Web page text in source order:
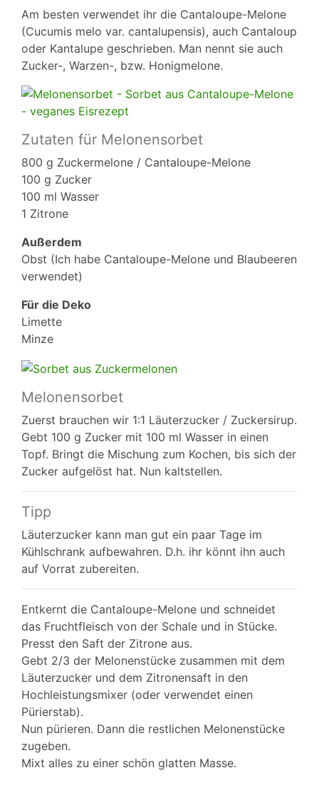
Am besten verwendet ihr die Cantaloupe-Melone
(Cucumis melo var. cantalupensis), auch Cantaloup
oder Kantalupe geschrieben. Man nennt sie auch
Zucker-, Warzen-, bzw. Honigmelone.
Zutaten für Melonensorbet
800 g Zuckermelone / Cantaloupe-Melone
100 g Zucker
100 ml Wasser
1 Zitrone
Außerdem
Obst (Ich habe Cantaloupe-Melone und Blaubeeren
verwendet)
Für die Deko
Limette
Minze
Melonensorbet
Zuerst brauchen wir 1:1 Läuterzucker / Zuckersirup.
Gebt 100 g Zucker mit 100 ml Wasser in einen
Topf. Bringt die Mischung zum Kochen, bis sich der
Zucker aufgelöst hat. Nun kaltstellen.
Tipp
Läuterzucker kann man gut ein paar Tage im
Kühlschrank aufbewahren. D.h. ihr könnt ihn auch
auf Vorrat zubereiten.
Entkernt die Cantaloupe-Melone und schneidet
das Fruchtfleisch von der Schale und in Stücke.
Presst den Saft der Zitrone aus.
Gebt 2/3 der Melonenstücke zusammen mit dem
Läuterzucker und dem Zitronensaft in den
Hochleistungsmixer (oder verwendet einen
Pürierstab).
Nun pürieren. Dann die restlichen Melonenstücke
zugeben.
Mixt alles zu einer schön glatten Masse.